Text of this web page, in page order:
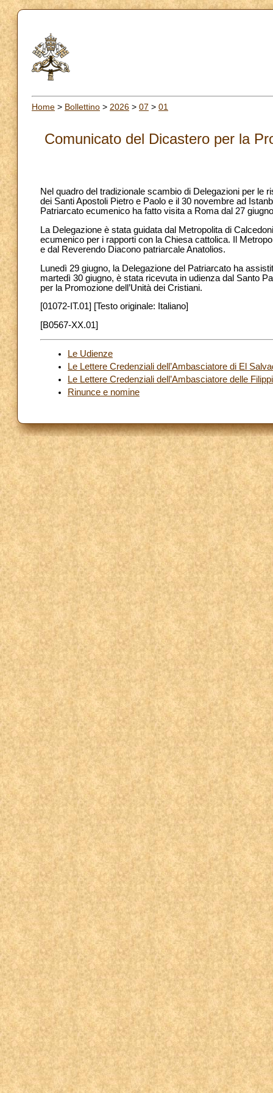
Home > Bollettino > 2026 > 07 > 01
Comunicato del Dicastero per la
Nel quadro del tradizionale scambio di Delegazioni per le
dei Santi Apostoli Pietro e Paolo e il 30 novembre ad
Patriarcato ecumenico ha fatto visita a Roma dal 27
La Delegazione è stata guidata dal Metropolita di
ecumenico per i rapporti con la Chiesa cattolica. Il
e dal Reverendo Diacono patriarcale Anatolios.
Lunedì 29 giugno, la Delegazione del Patriarcato ha
martedì 30 giugno, è stata ricevuta in udienza dal Santo
per la Promozione dell’Unità dei Cristiani.
[01072-IT.01] [Testo originale: Italiano]
[B0567-XX.01]
Le Udienze
Le Lettere Credenziali dell’Ambasciatore di El
Le Lettere Credenziali dell’Ambasciatore delle
Rinunce e nomine